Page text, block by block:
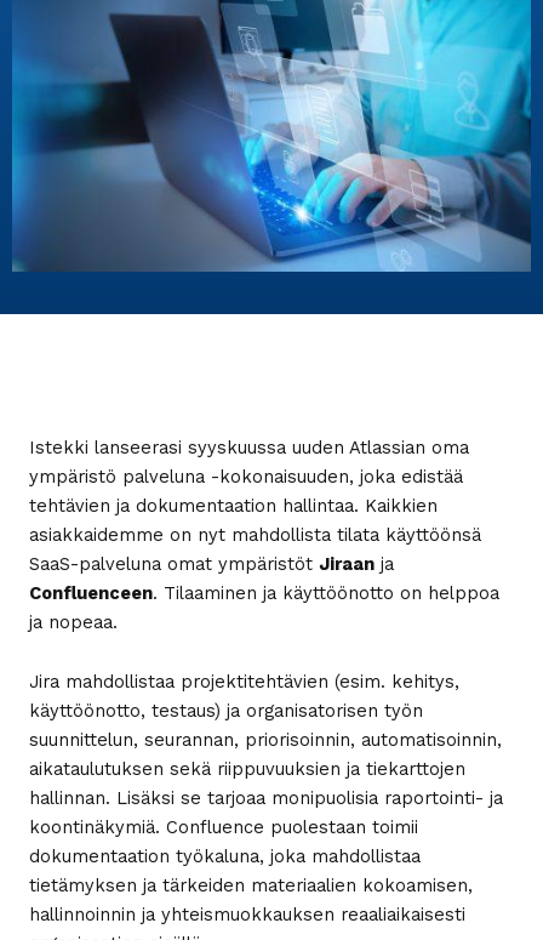
Istekki lanseerasi syyskuussa uuden Atlassian oma
ympäristö palveluna -kokonaisuuden, joka edistää
tehtävien ja dokumentaation hallintaa. Kaikkien
asiakkaidemme on nyt mahdollista tilata käyttöönsä
SaaS-palveluna omat ympäristöt Jiraan ja
Confluenceen. Tilaaminen ja käyttöönotto on helppoa
ja nopeaa.
Jira mahdollistaa projektitehtävien (esim. kehitys,
käyttöönotto, testaus) ja organisatorisen työn
suunnittelun, seurannan, priorisoinnin, automatisoinnin,
aikataulutuksen sekä riippuvuuksien ja tiekarttojen
hallinnan. Lisäksi se tarjoaa monipuolisia raportointi- ja
koontinäkymiä. Confluence puolestaan toimii
dokumentaation työkaluna, joka mahdollistaa
tietämyksen ja tärkeiden materiaalien kokoamisen,
hallinnoinnin ja yhteismuokkauksen reaaliaikaisesti